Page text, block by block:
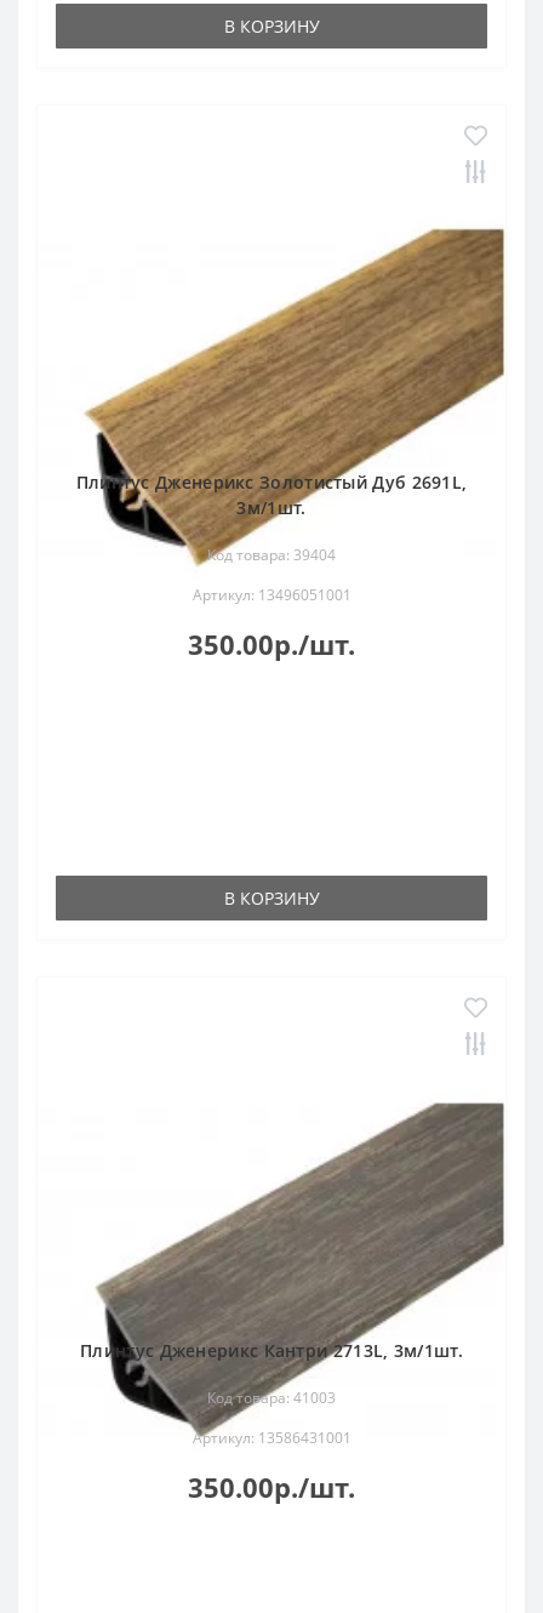
В КОРЗИНУ
Плинтус Дженерикс Золотистый Дуб 2691L,
3м/1шт.
Код товара: 39404
Артикул: 13496051001
350.00р./шт.
В КОРЗИНУ
Плинтус Дженерикс Кантри 2713L, 3м/1шт.
Код товара: 41003
Артикул: 13586431001
350.00р./шт.